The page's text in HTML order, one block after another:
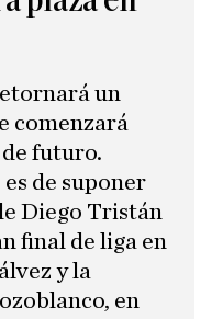
un
comenzará
futuro.
de suponer
Diego Tristán
final de liga en
y la
en